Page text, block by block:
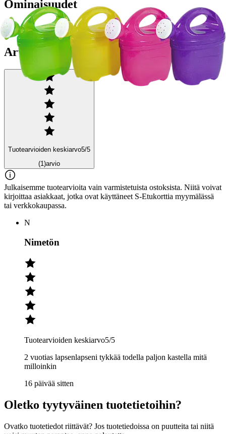
Ominaisuudet
Arviot
Tuotearvioiden keskiarvo5/5
(1)arvio
Julkaisemme tuotearvioita vain varmistetuista ostoksista. Niitä voivat
kirjoittaa asiakkaat, jotka ovat käyttäneet S-Etukorttia myymälässä
tai verkkokaupassa.
N
Nimetön
Tuotearvioiden keskiarvo5/5
2 vuotias lapsenlapseni tykkää todella paljon kastella mitä
milloinkin
16 päivää sitten
Oletko tyytyväinen tuotetietoihin?
Ovatko tuotetiedot riittävät? Jos tuotetiedoissa on puutteita tai niitä